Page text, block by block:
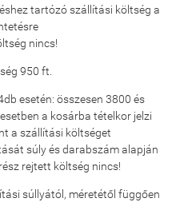
tartózó szállítási költség a
nincs!
950 ft.
esetén: összesen 3800 és
a kosárba tételkor jelzi
a szállítási költséget
súly és darabszám alapján
rejtett költség nincs!
súllyától, méretétől függően